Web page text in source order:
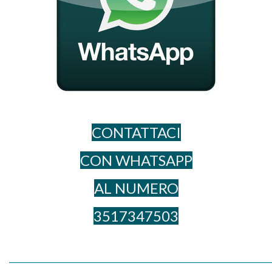
CONTATTACI
CON WHATSAPP
AL NUME​RO
3517347503